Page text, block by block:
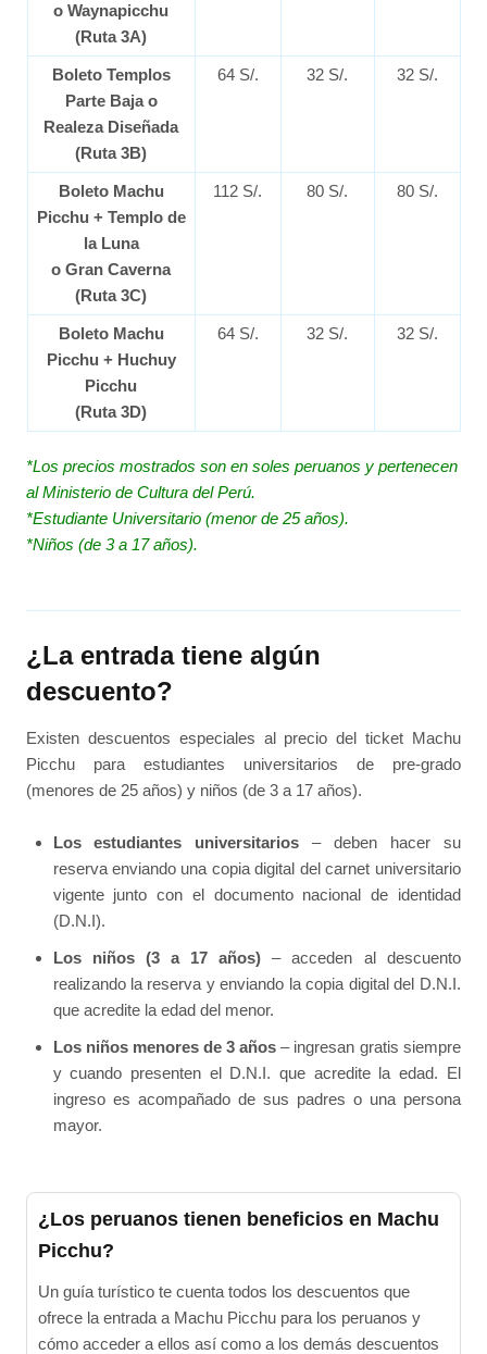
o Waynapicchu
(Ruta 3A)
Boleto Templos
Parte Baja o
Realeza Diseñada
(Ruta 3B)
64 S/. 32 S/. 32 S/.
Boleto Machu
Picchu + Templo de
la Luna
o Gran Caverna
(Ruta 3C)
112 S/. 80 S/. 80 S/.
Boleto Machu
Picchu + Huchuy
Picchu
(Ruta 3D)
64 S/. 32 S/. 32 S/.
*Los precios mostrados son en soles peruanos y pertenecen
al Ministerio de Cultura del Perú.
*Estudiante Universitario (menor de 25 años).
*Niños (de 3 a 17 años).
¿La entrada tiene algún
descuento?
Existen descuentos especiales al precio del ticket Machu
Picchu para estudiantes universitarios de pre-grado
(menores de 25 años) y niños (de 3 a 17 años).
Los estudiantes universitarios – deben hacer su
reserva enviando una copia digital del carnet universitario
vigente junto con el documento nacional de identidad
(D.N.I).
Los niños (3 a 17 años) – acceden al descuento
realizando la reserva y enviando la copia digital del D.N.I.
que acredite la edad del menor.
Los niños menores de 3 años – ingresan gratis siempre
y cuando presenten el D.N.I. que acredite la edad. El
ingreso es acompañado de sus padres o una persona
mayor.
¿Los peruanos tienen beneficios en Machu
Picchu?
Un guía turístico te cuenta todos los descuentos que
ofrece la entrada a Machu Picchu para los peruanos y
cómo acceder a ellos así como a los demás descuentos